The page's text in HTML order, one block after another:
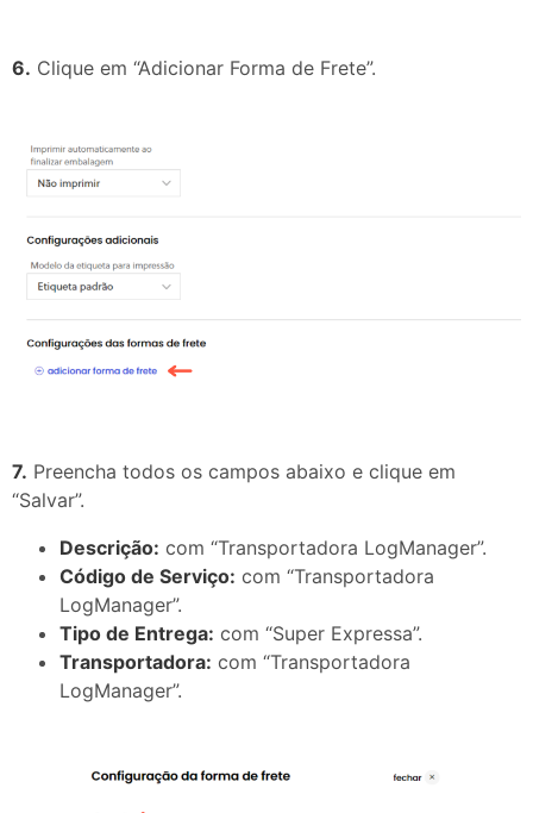
6. Clique em “Adicionar Forma de Frete”.
7. Preencha todos os campos abaixo e clique em
“Salvar”.
Descrição: com “Transportadora LogManager”.
Código de Serviço: com “Transportadora
LogManager”.
Tipo de Entrega: com “Super Expressa”.
Transportadora: com “Transportadora
LogManager”.